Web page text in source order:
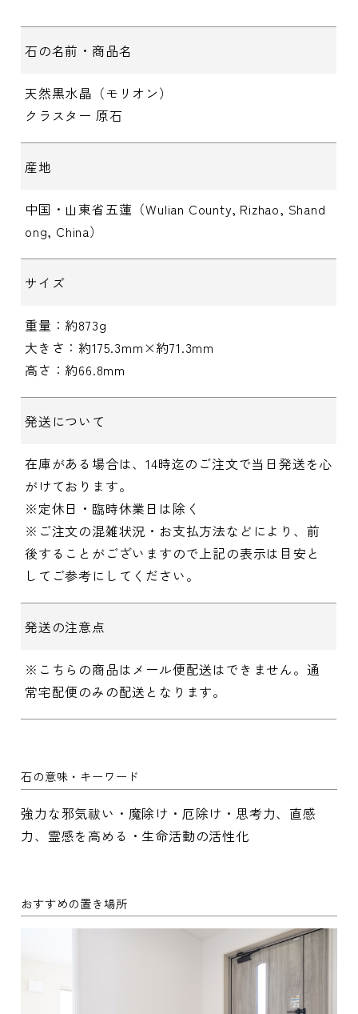
石の名前・商品名
天然黒水晶（モリオン）
クラスター 原石
産地
中国・山東省五蓮（Wulian County, Rizhao, Shand
ong, China）
サイズ
重量：約873g
大きさ：約175.3mm×約71.3mm
高さ：約66.8mm
発送について
在庫がある場合は、14時迄のご注文で当日発送を心
がけております。
※定休日・臨時休業日は除く
※ご注文の混雑状況・お支払方法などにより、前
後することがございますので上記の表示は目安と
してご参考にしてください。
発送の注意点
※こちらの商品はメール便配送はできません。通
常宅配便のみの配送となります。
石の意味・キーワード
強力な邪気祓い・魔除け・厄除け・思考力、直感
力、霊感を高める・生命活動の活性化
おすすめの置き場所